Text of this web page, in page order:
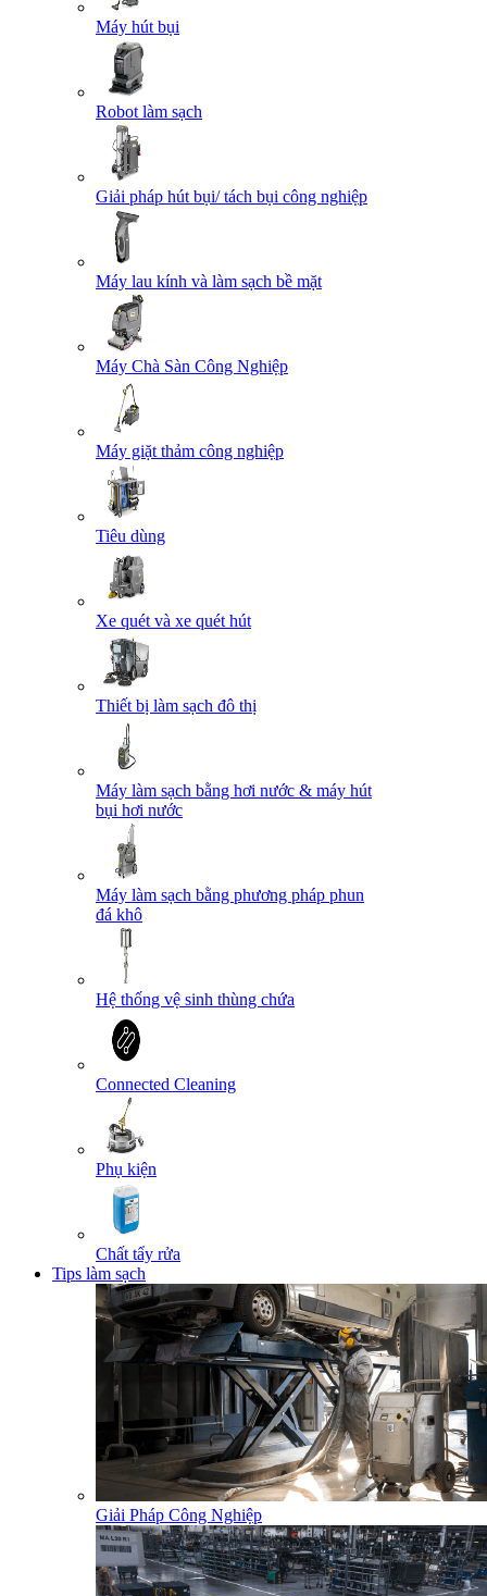
Máy hút bụi
Robot làm sạch
Giải pháp hút bụi/ tách bụi công nghiệp
Máy lau kính và làm sạch bề mặt
Máy Chà Sàn Công Nghiệp
Máy giặt thảm công nghiệp
Tiêu dùng
Xe quét và xe quét hút
Thiết bị làm sạch đô thị
Máy làm sạch bằng hơi nước & máy hút
bụi hơi nước
Máy làm sạch bằng phương pháp phun
đá khô
Hệ thống vệ sinh thùng chứa
Connected Cleaning
Phụ kiện
Chất tẩy rửa
Tips làm sạch
Giải Pháp Công Nghiệp